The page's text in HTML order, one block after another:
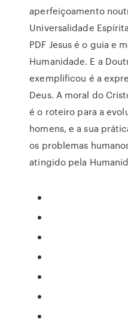
aperfeiçoamento
Universalidade
PDF Jesus é o guia e
Humanidade. E a
exemplificou é a
Deus. A moral do
é o roteiro para a
homens, e a sua
os problemas
atingido pela